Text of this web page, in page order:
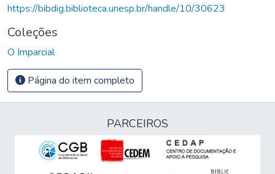
https://bibdig.biblioteca.unesp.br/handle/10/30623
Coleções
O Imparcial
Página do item completo
PARCEIROS